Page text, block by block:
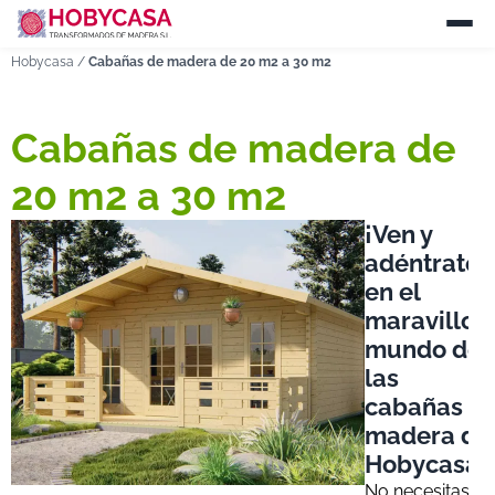
Hobycasa / Cabañas de madera de 20 m2 a 30 m2
Cabañas de madera de
20 m2 a 30 m2
¡Ven y
adéntrate
en el
mundo de
las
cabañas
madera de
Hobycasa!
No necesitas